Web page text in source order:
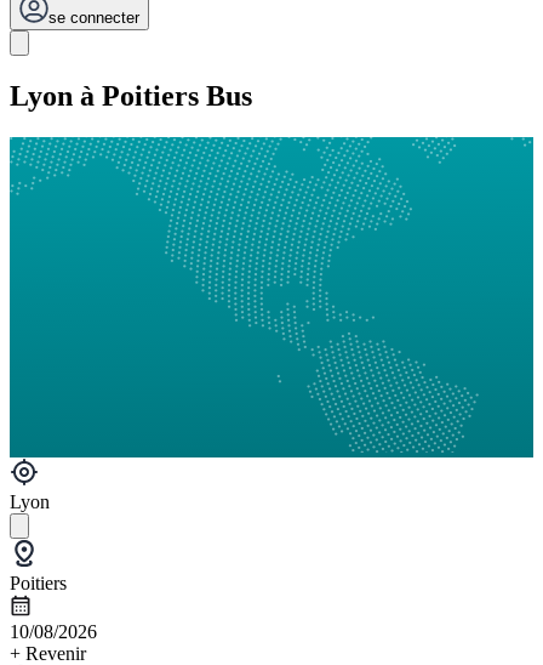
se connecter
Lyon à Poitiers Bus
Lyon
Poitiers
10/08/2026
+ Revenir